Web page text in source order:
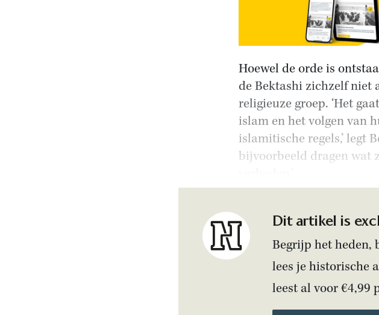
Hoewel de orde is
de Bektashi zichzelf niet
religieuze groep. ‘Het
islam en het volgen van
islamitische regels,’ legt
bijvoorbeeld dragen wat
Dit artikel is
Begrijp het heden,
lees je historische
leest al voor €4,99